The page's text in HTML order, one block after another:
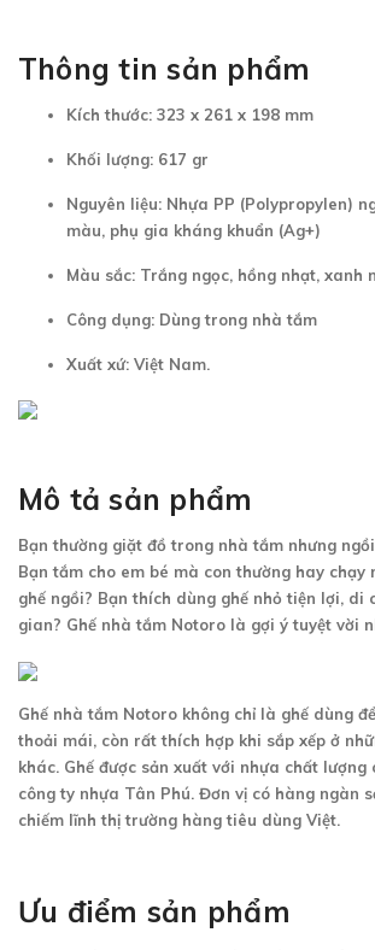
Thông tin sản phẩm
Kích thước: 323 x 261 x 198 mm
Khối lượng: 617 gr
Nguyên liệu: Nhựa PP (Polypropylen)
màu, phụ gia kháng khuẩn (Ag+)
Màu sắc: Trắng ngọc, hồng nhạt, xanh
Công dụng: Dùng trong nhà tắm
Xuất xứ: Việt Nam.
Mô tả sản phẩm
Bạn thường giặt đồ trong nhà tắm nhưng
Bạn tắm cho em bé mà con thường hay chạy
ghế ngồi? Bạn thích dùng ghế nhỏ tiện lợi, di
gian? Ghế nhà tắm Notoro là gợi ý tuyệt vời
Ghế nhà tắm Notoro không chỉ là ghế dùng
thoải mái, còn rất thích hợp khi sắp xếp ở
khác. Ghế được sản xuất với nhựa chất lượng
công ty nhựa Tân Phú. Đơn vị có hàng ngàn
chiếm lĩnh thị trường hàng tiêu dùng Việt.
Ưu điểm sản phẩm